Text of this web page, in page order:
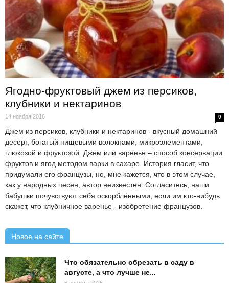
Ягодно-фруктовый джем из персиков,
клубники и нектаринов
14 ноября 2016 0
Джем из персиков, клубники и нектаринов - вкусный домашний
десерт, богатый пищевыми волокнами, микроэлементами,
глюкозой и фруктозой. Джем или варенье – способ консервации
фруктов и ягод методом варки в сахаре. История гласит, что
придумали его французы, но, мне кажется, что в этом случае,
как у народных песен, автор неизвестен. Согласитесь, наши
бабушки почувствуют себя оскорблёнными, если им кто-нибудь
скажет, что клубничное варенье - изобретение французов.
Новое на сайте
Что обязательно обрезать в саду в
августе, а что лучше не...